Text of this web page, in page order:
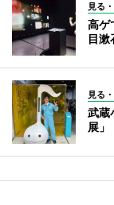
見る
高ゲ
目漱
見る
武蔵
展